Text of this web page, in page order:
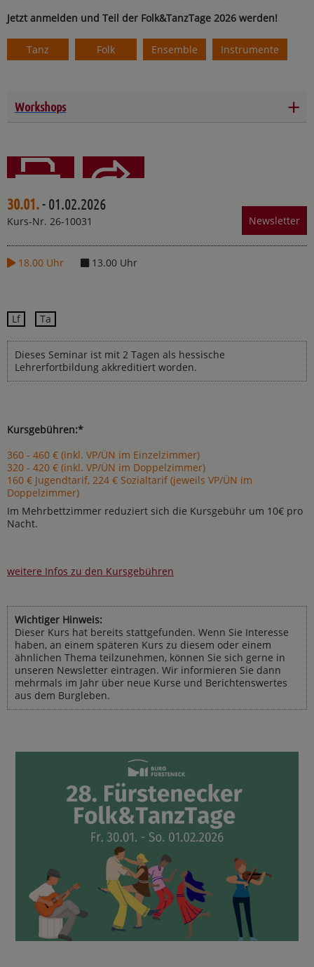
Jetzt anmelden und Teil der Folk&TanzTage 2026 werden!
Tanz Folk Ensemble Instrumente
Workshops +
Drucken Teilen
30.01.- 01.02.2026
Kurs-Nr. 26-10031 Newsletter
18.00 Uhr 13.00 Uhr
Lf Ta
Dieses Seminar ist mit 2 Tagen als hessische
Lehrerfortbildung akkreditiert worden.
Kursgebühren:*
360 - 460 € (inkl. VP/ÜN im Einzelzimmer)
320 - 420 € (inkl. VP/ÜN im Doppelzimmer)
160 € Jugendtarif, 224 € Sozialtarif (jeweils VP/ÜN im
Doppelzimmer)
Im Mehrbettzimmer reduziert sich die Kursgebühr um 10€ pro
Nacht.
weitere Infos zu den Kursgebühren
Wichtiger Hinweis:
Dieser Kurs hat bereits stattgefunden. Wenn Sie Interesse
haben, an einem späteren Kurs zu diesem oder einem
ähnlichen Thema teilzunehmen, können Sie sich gerne in
unseren Newsletter eintragen. Wir informieren Sie dann
mehrmals im Jahr über neue Kurse und Berichtenswertes
aus dem Burgleben.